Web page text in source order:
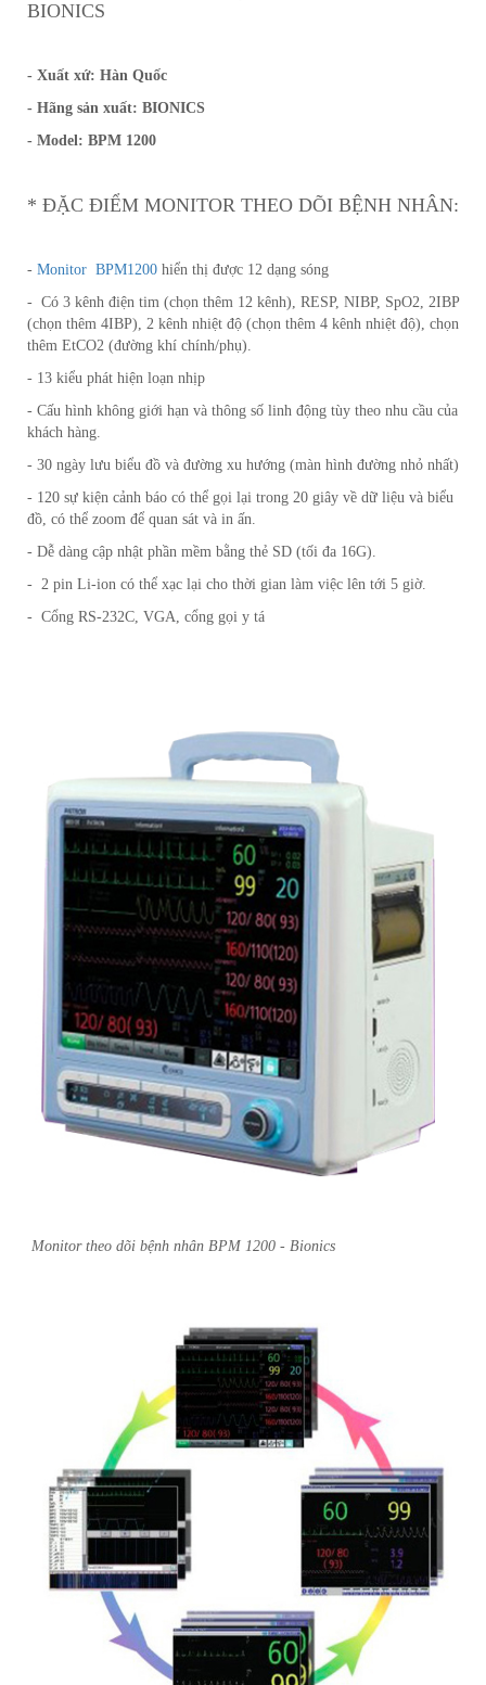
BIONICS
- Xuất xứ: Hàn Quốc
- Hãng sản xuất: BIONICS
- Model: BPM 1200
* ĐẶC ĐIỂM MONITOR THEO DÕI BỆNH NHÂN:
- Monitor BPM1200 hiển thị được 12 dạng sóng
- Có 3 kênh điện tim (chọn thêm 12 kênh), RESP, NIBP, SpO2, 2IBP
(chọn thêm 4IBP), 2 kênh nhiệt độ (chọn thêm 4 kênh nhiệt độ), chọn
thêm EtCO2 (đường khí chính/phụ).
- 13 kiểu phát hiện loạn nhịp
- Cấu hình không giới hạn và thông số linh động tùy theo nhu cầu của
khách hàng.
- 30 ngày lưu biểu đồ và đường xu hướng (màn hình đường nhỏ nhất)
- 120 sự kiện cảnh báo có thể gọi lại trong 20 giây về dữ liệu và biểu
đồ, có thể zoom để quan sát và in ấn.
- Dễ dàng cập nhật phần mềm bằng thẻ SD (tối đa 16G).
- 2 pin Li-ion có thể xạc lại cho thời gian làm việc lên tới 5 giờ.
- Cổng RS-232C, VGA, cổng gọi y tá
Monitor theo dõi bệnh nhân BPM 1200 - Bionics